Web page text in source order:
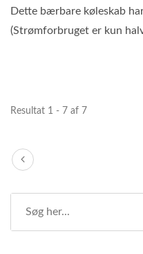
Dette bærbare køleskab
(Strømforbruget er kun
Resultat 1 - 7 af 7